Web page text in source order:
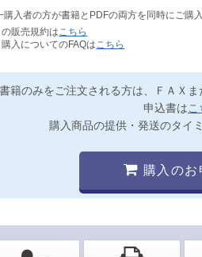
入者の方が書籍とPDFの両方を同時にご購
販売規約は こちら
入についてのFAQは こちら
書籍のみをご注文される方は、ＦＡＸま
申込書はこ
購入商品の提供・発送のタイ
購入のお